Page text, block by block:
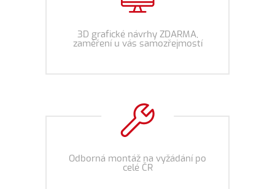
3D grafické návrhy ZDARMA,
zaměření u vás samozřejmostí
Odborná montáž na vyžádání po
celé ČR